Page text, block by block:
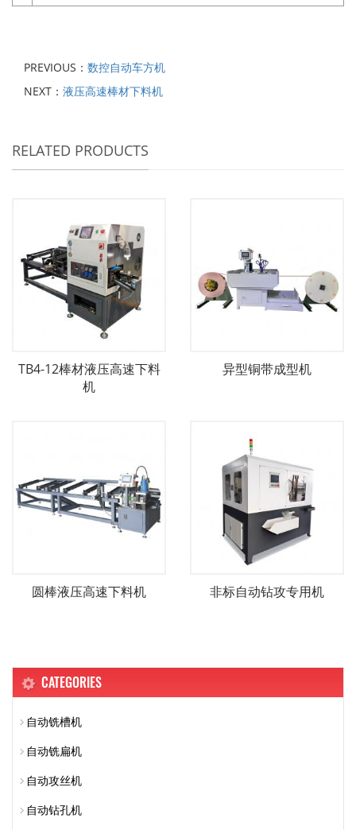
PREVIOUS： 数控自动车方机
NEXT： 液压高速棒材下料机
RELATED PRODUCTS
TB4-12棒材液压高速下料
机
异型铜带成型机
圆棒液压高速下料机 非标自动钻攻专用机
CATEGORIES
自动铣槽机
自动铣扁机
自动攻丝机
自动钻孔机